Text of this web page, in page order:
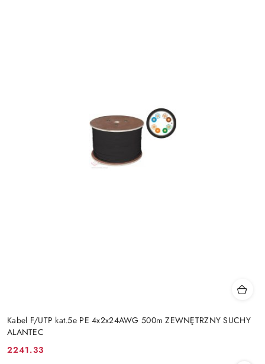
Kabel F/UTP kat.5e PE 4x2x24AWG 500m ZEWNĘTRZNY SUCHY
ALANTEC
Cena:
2241.33